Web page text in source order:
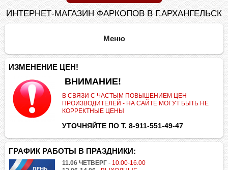
ИНТЕРНЕТ-МАГАЗИН ФАРКОПОВ В Г.АРХАНГЕЛЬСК
ИЗМЕНЕНИЕ ЦЕН!
ВНИМАНИЕ!
В СВЯЗИ С ЧАСТЫМ ПОВЫШЕНИЕМ ЦЕН
ПРОИЗВОДИТЕЛЕЙ - НА САЙТЕ МОГУТ БЫТЬ НЕ
КОРРЕКТНЫЕ ЦЕНЫ
УТОЧНЯЙТЕ ПО Т. 8-911-551-49-47
ГРАФИК РАБОТЫ В ПРАЗДНИКИ:
11.06 ЧЕТВЕРГ - 10.00-16.00